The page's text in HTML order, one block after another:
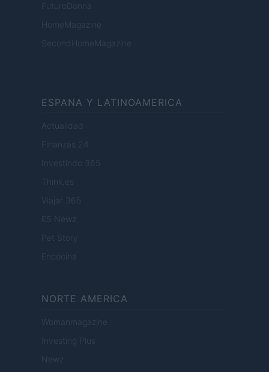
FuturoDonna
HomeMagazine
SecondHomeMagazine
ESPANA Y LATINOAMERICA
Actualidad
Finanzas 24
Investindo 365
Think.es
Viajar 365
ES Newz
Pet Story
Encocina
NORTE AMERICA
Womanmagazine
Investing Plus
Newz